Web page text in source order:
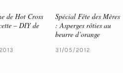
de Hot Cross
– DIY de
Spécial Fête des Mères
: Asperges rôties au
beurre d’orange
31/05/2012